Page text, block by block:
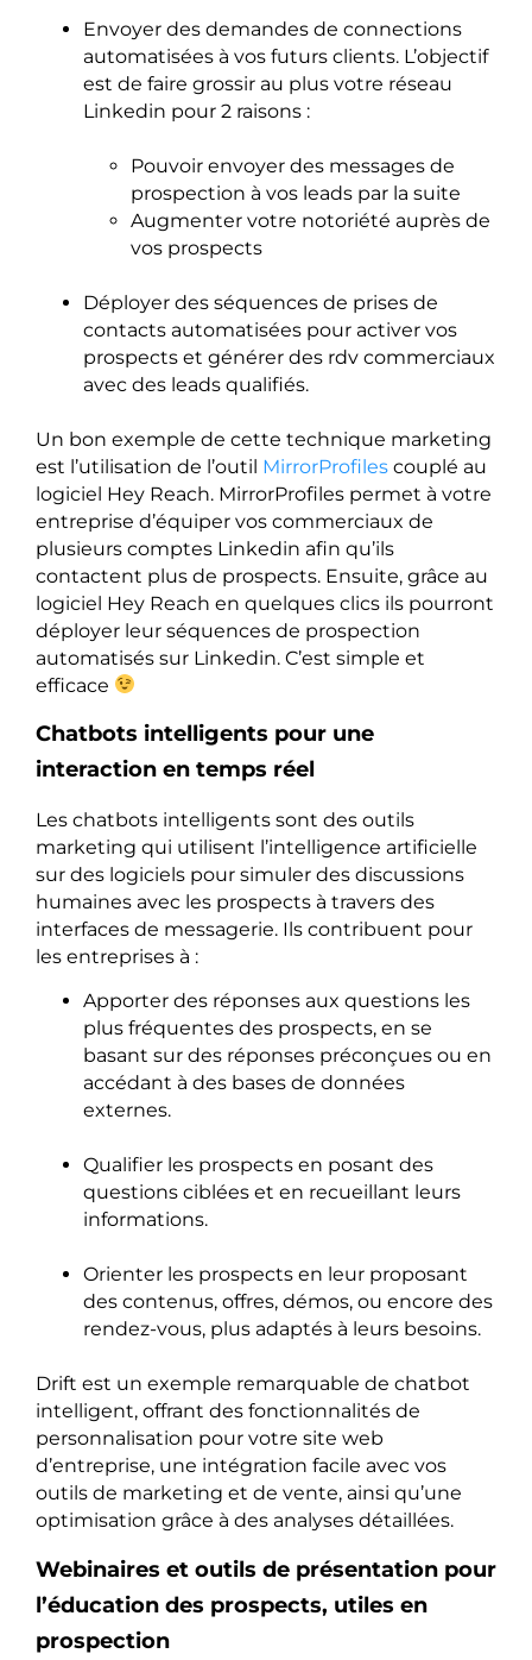
Envoyer des demandes de connections
automatisées à vos futurs clients. L’objectif
est de faire grossir au plus votre réseau
Linkedin pour 2 raisons :
Pouvoir envoyer des messages de
prospection à vos leads par la suite
Augmenter votre notoriété auprès de
vos prospects
Déployer des séquences de prises de
contacts automatisées pour activer vos
prospects et générer des rdv commerciaux
avec des leads qualifiés.
Un bon exemple de cette technique marketing
est l’utilisation de l’outil MirrorProfiles couplé au
logiciel Hey Reach. MirrorProfiles permet à votre
entreprise d’équiper vos commerciaux de
plusieurs comptes Linkedin afin qu’ils
contactent plus de prospects. Ensuite, grâce au
logiciel Hey Reach en quelques clics ils pourront
déployer leur séquences de prospection
automatisés sur Linkedin. C’est simple et
efficace
Chatbots intelligents pour une
interaction en temps réel
Les chatbots intelligents sont des outils
marketing qui utilisent l’intelligence artificielle
sur des logiciels pour simuler des discussions
humaines avec les prospects à travers des
interfaces de messagerie. Ils contribuent pour
les entreprises à :
Apporter des réponses aux questions les
plus fréquentes des prospects, en se
basant sur des réponses préconçues ou en
accédant à des bases de données
externes.
Qualifier les prospects en posant des
questions ciblées et en recueillant leurs
informations.
Orienter les prospects en leur proposant
des contenus, offres, démos, ou encore des
rendez-vous, plus adaptés à leurs besoins.
Drift est un exemple remarquable de chatbot
intelligent, offrant des fonctionnalités de
personnalisation pour votre site web
d’entreprise, une intégration facile avec vos
outils de marketing et de vente, ainsi qu’une
optimisation grâce à des analyses détaillées.
Webinaires et outils de présentation pour
l’éducation des prospects, utiles en
prospection